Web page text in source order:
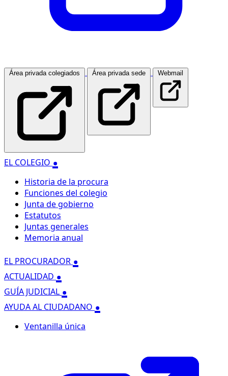
Área privada colegiados Área privada sede Webmail
EL COLEGIO .
Historia de la procura
Funciones del colegio
Junta de gobierno
Estatutos
Juntas generales
Memoria anual
EL PROCURADOR .
ACTUALIDAD .
GUÍA JUDICIAL .
AYUDA AL CIUDADANO .
Ventanilla única